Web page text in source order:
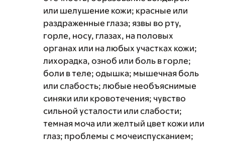
или шелушение кожи; красные или
раздраженные глаза; язвы во рту,
горле, носу, глазах, на половых
органах или на любых участках кожи;
лихорадка, озноб или боль в горле;
боли в теле; одышка; мышечная боль
или слабость; любые необъяснимые
синяки или кровотечения; чувство
сильной усталости или слабости;
темная моча или желтый цвет кожи или
глаз; проблемы с мочеиспусканием;